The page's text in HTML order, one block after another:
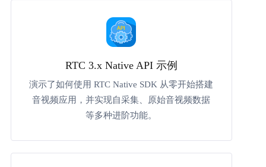
RTC 3.x Native API 示例
演示了如何使用 RTC Native SDK 从零开始搭建
音视频应用，并实现自采集、原始音视频数据
等多种进阶功能。